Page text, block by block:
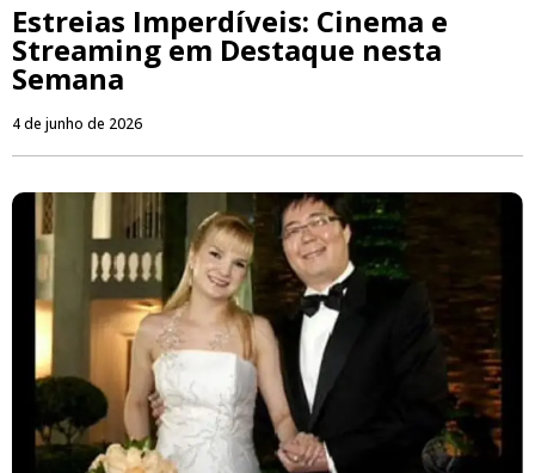
Estreias Imperdíveis: Cinema e
Streaming em Destaque nesta
Semana
4 de junho de 2026